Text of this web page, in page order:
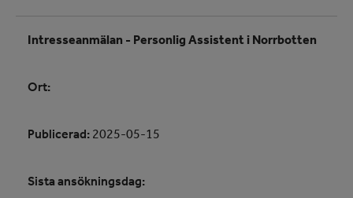
Intresseanmälan - Personlig Assistent i Norrbotten
Ort:
Publicerad: 2025-05-15
Sista ansökningsdag: